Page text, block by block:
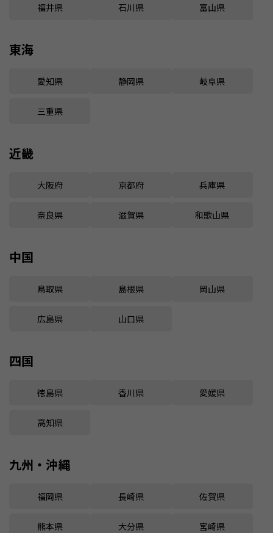
福井県 石川県 富山県
東海
愛知県 静岡県 岐阜県
三重県
近畿
大阪府 京都府 兵庫県
奈良県 滋賀県 和歌山県
中国
鳥取県 島根県 岡山県
広島県 山口県
四国
徳島県 香川県 愛媛県
高知県
九州・沖縄
福岡県 長崎県 佐賀県
熊本県 大分県 宮崎県